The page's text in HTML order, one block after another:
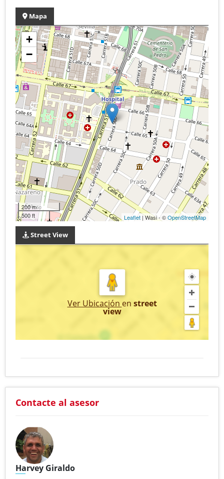
Mapa
+
−
200 m
500 ft
Leaflet | Wasi - ©OpenStreetMap
Street View
Ver Ubicación en street
view
Contacte al asesor
Harvey Giraldo